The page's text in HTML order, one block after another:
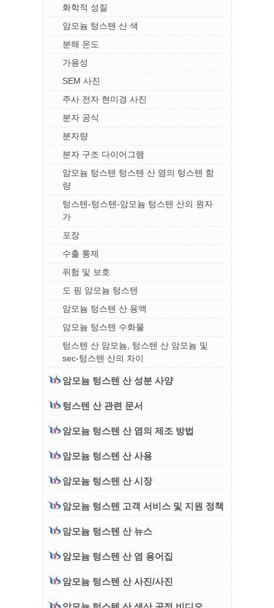
화학적 성질
암모늄 텅스텐 산 색
분해 온도
가용성
SEM 사진
주사 전자 현미경 사진
분자 공식
분자량
분자 구조 다이어그램
암모늄 텅스텐 텅스텐 산 염의 텅스텐 함
량
텅스텐-텅스텐-암모늄 텅스텐 산의 원자
가
포장
수출 통제
위험 및 보호
도 핑 암모늄 텅스텐
암모늄 텅스텐 산 용액
암모늄 텅스텐 수화물
텅스텐 산 암모늄, 텅스텐 산 암모늄 및
sec-텅스텐 산의 차이
암모늄 텅스텐 산 성분 사양
텅스텐 산 관련 문서
암모늄 텅스텐 산 염의 제조 방법
암모늄 텅스텐 산 사용
암모늄 텅스텐 산 시장
암모늄 텅스텐 고객 서비스 및 지원 정책
암모늄 텅스텐 산 뉴스
암모늄 텅스텐 산 염 용어집
암모늄 텅스텐 산 사진/사진